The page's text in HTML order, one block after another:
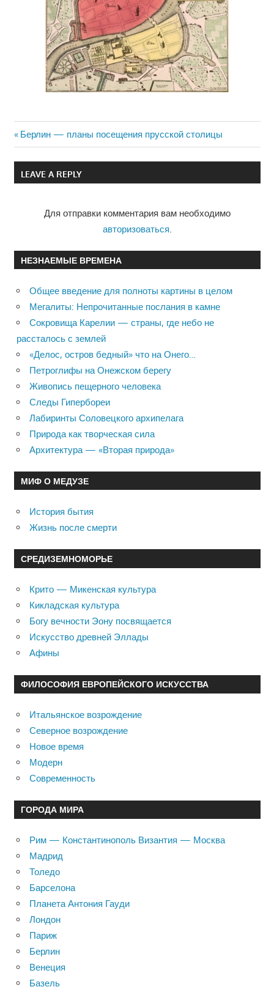
Навигация
по
Previous
Post:
Берлин — планы посещения прусской столицы
LEAVE A REPLY
Для отправки комментария вам необходимо
авторизоваться
НЕЗНАЕМЫЕ ВРЕМЕНА
Общее введение для полноты картины в целом
Мегалиты: Непрочитанные послания в камне
Сокровища Карелии — страны, где небо не
рассталось с землей
«Делос, остров бедный» что на Онего…
Петроглифы на Онежском берегу
Живопись пещерного человека
Следы Гипербореи
Лабиринты Соловецкого архипелага
Природа как творческая сила
Архитектура — «Вторая природа»
МИФ О МЕДУЗЕ
История бытия
Жизнь после смерти
СРЕДИЗЕМНОМОРЬЕ
Крито — Микенская культура
Кикладская культура
Богу вечности Эону посвящается
Искусство древней Эллады
Афины
ФИЛОСОФИЯ ЕВРОПЕЙСКОГО ИСКУССТВА
Итальянское возрождение
Северное возрождение
Новое время
Модерн
Современность
ГОРОДА МИРА
Рим — Константинополь Византия — Москва
Мадрид
Толедо
Барселона
Планета Антония Гауди
Лондон
Париж
Берлин
Венеция
Базель